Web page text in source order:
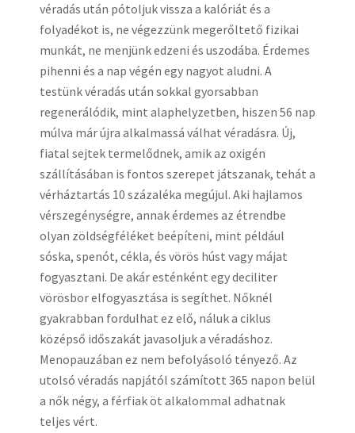
véradás után pótoljuk vissza a kalóriát és a
folyadékot is, ne végezzünk megerőltető fizikai
munkát, ne menjünk edzeni és uszodába. Érdemes
pihenni és a nap végén egy nagyot aludni. A
testünk véradás után sokkal gyorsabban
regenerálódik, mint alaphelyzetben, hiszen 56 nap
múlva már újra alkalmassá válhat véradásra. Új,
fiatal sejtek termelődnek, amik az oxigén
szállításában is fontos szerepet játszanak, tehát a
vérháztartás 10 százaléka megújul. Aki hajlamos
vérszegénységre, annak érdemes az étrendbe
olyan zöldségféléket beépíteni, mint például
sóska, spenót, cékla, és vörös húst vagy májat
fogyasztani. De akár esténként egy deciliter
vörösbor elfogyasztása is segíthet. Nőknél
gyakrabban fordulhat ez elő, náluk a ciklus
középső időszakát javasoljuk a véradáshoz.
Menopauzában ez nem befolyásoló tényező. Az
utolsó véradás napjától számított 365 napon belül
a nők négy, a férfiak öt alkalommal adhatnak
teljes vért.